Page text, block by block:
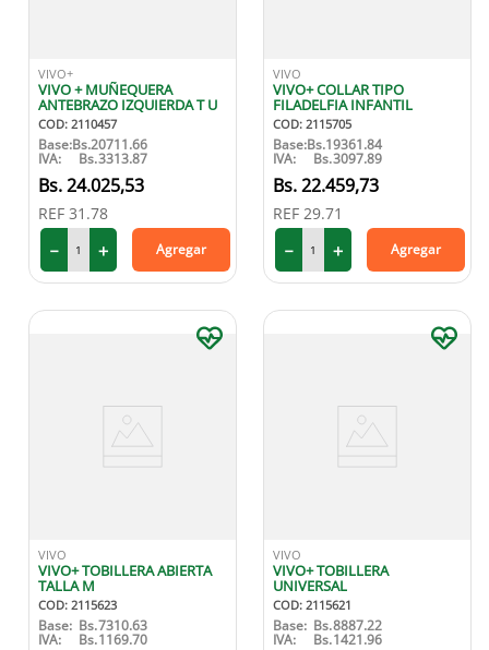
VIVO+
VIVO + MUÑEQUERA
ANTEBRAZO IZQUIERDA T U
COD: 2110457
Base:Bs.20711.66
IVA: Bs.3313.87
24.025,53
REF 31.78
＋
－ Agregar
VIVO
VIVO+ COLLAR TIPO
FILADELFIA INFANTIL
COD: 2115705
Base:Bs.19361.84
IVA: Bs.3097.89
22.459,73
REF 29.71
＋
－ Agregar
VIVO
VIVO+ TOBILLERA ABIERTA
TALLA M
COD: 2115623
Base: Bs.7310.63
IVA: Bs.1169.70
VIVO
VIVO+ TOBILLERA
UNIVERSAL
COD: 2115621
Base: Bs.8887.22
IVA: Bs.1421.96